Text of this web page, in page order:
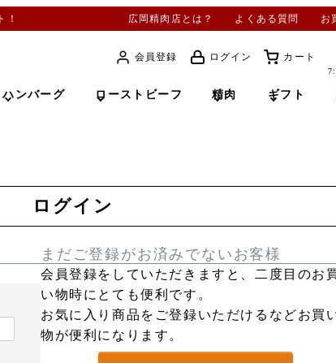
！ 広岡精肉店とは？ よくある質問 お
会員登録 ログイン カート
ハンバーグ ローストビーフ 精肉 ギフト
ログイン
まだご登録がお済みでないお客様
会員登録をしていただきますと、二度目のお
い物時にとても便利です。
お気に入り商品をご登録いただけるなどお買
物が便利になります。